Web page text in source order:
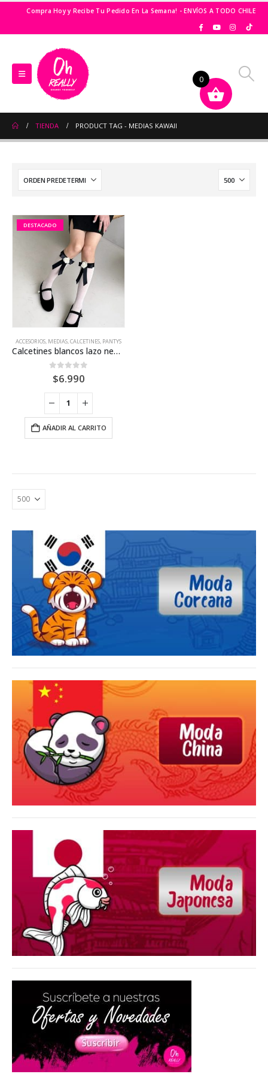
Compra Hoy y Recibe Tu Pedido En La Semana! - ENVÍOS A TODO CHILE
TIENDA PRODUCT TAG - MEDIAS KAWAII
DESTACADO
ACCESORIOS, MEDIAS, CALCETINES, PANTYS
Calcetines blancos lazo negro
out of 5
$6.990
AÑADIR AL CARRITO
0